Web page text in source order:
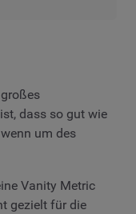
dass so gut wie
um des
Vanity Metric
gezielt für die